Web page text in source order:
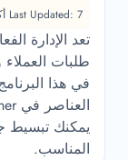
Last Updated: 7 أكتوبر، 2025
تعد الإدارة
طلبات
في هذا
يمكنك تبسيط
المناسب.